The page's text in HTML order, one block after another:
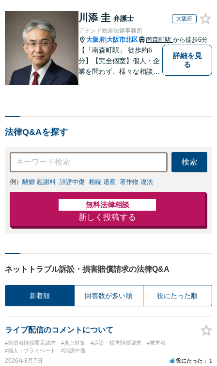
川添 圭 弁護士 大阪府
アテンド総合法律事務所
大阪府 大阪市北区 南森町駅 から徒歩6分
【「南森町駅」 徒歩約6
分】【完全個室】個人・企
業を問わず、様々な相談を
詳細を見
る
法律Q&Aを探す
検索
例） 離婚 慰謝料 誹謗中傷 相続 遺産 著作物 違法
無料法律相談
新しく投稿する
ネットトラブル訴訟・損害賠償請求の法律Q&A
新着順 回答数が多い順 役にたった順
ライブ配信のコメントについて
#発信者情報開示請求 #炎上対策 #訴訟・損害賠償請求
#被害者
#個人・プライベート
#誹謗中傷
2026年8月7日 役にたった 1